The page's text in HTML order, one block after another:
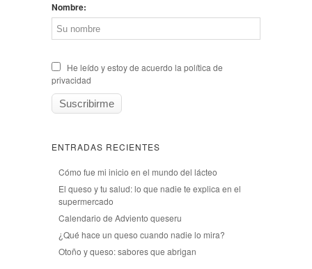
Nombre:
He leído y estoy de acuerdo la política de
privacidad
ENTRADAS RECIENTES
Cómo fue mi inicio en el mundo del lácteo
El queso y tu salud: lo que nadie te explica en el
supermercado
Calendario de Adviento queseru
¿Qué hace un queso cuando nadie lo mira?
Otoño y queso: sabores que abrigan